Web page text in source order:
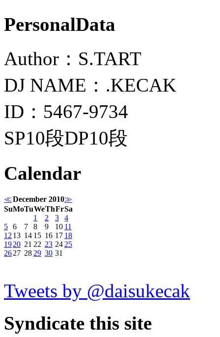
PersonalData
Author：S.TART
DJ NAME：.KECAK
ID：5467-9734
SP10段DP10段
Calendar
≪December 2010≫
SuMoTuWeThFrSa
1
2 3
4
5 6 7 8 9 10 11
12 13 14 15 16 17 18
1920 21 22 23 24 25
2627 28 29 30 31
Tweets by @daisukecak
Syndicate this site